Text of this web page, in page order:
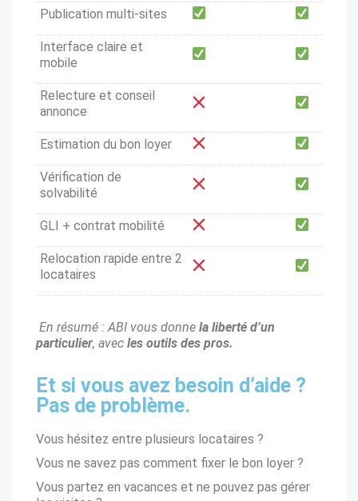
Publication multi-sites
Interface claire et
mobile
Relecture et conseil
annonce
Estimation du bon loyer
Vérification de
solvabilité
GLI + contrat mobilité
Relocation rapide entre 2
locataires
En résumé : ABI vous donne la liberté d’un
particulier, avec les outils des pros.
Et si vous avez besoin d’aide ?
Pas de problème.
Vous hésitez entre plusieurs locataires ?
Vous ne savez pas comment fixer le bon loyer ?
Vous partez en vacances et ne pouvez pas gérer